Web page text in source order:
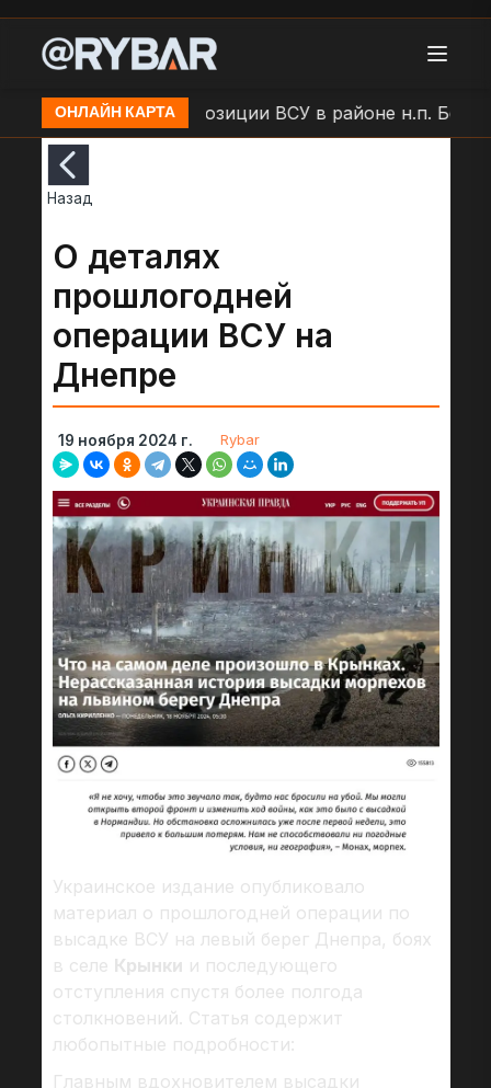
ОНЛАЙН КАРТА
Удар БЛА по позиции ВСУ в районе н.п. Большая
Назад
О деталях
прошлогодней
операции ВСУ на
Днепре
19 ноября 2024 г. Rybar
Украинское издание опубликовало
материал о прошлогодней операции по
высадке ВСУ на левый берег Днепра, боях
в селе Крынки и последующего
отступления спустя более полгода
столкновений. Статья содержит
любопытные подробности:
Главным вдохновителем высадки